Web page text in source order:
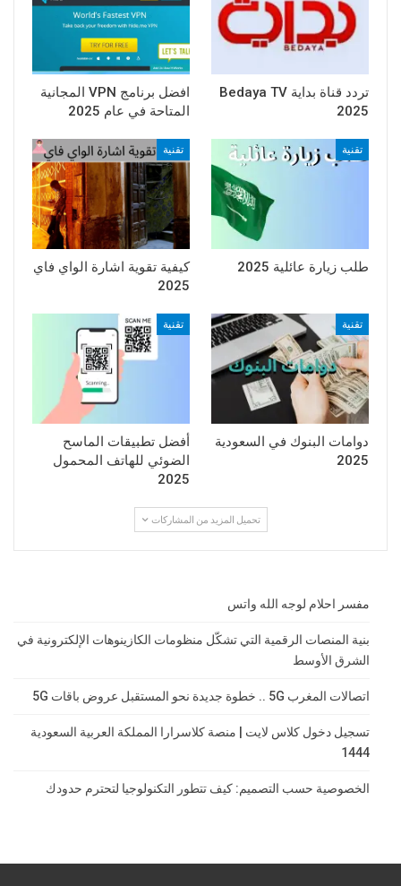
تردد قناة بداية Bedaya TV
2025
افضل برنامج VPN المجانية
المتاحة في عام 2025
تقنية
طلب زيارة عائلية 2025
تقنية
كيفية تقوية اشارة الواي فاي
2025
تقنية
دوامات البنوك في السعودية
2025
تقنية
أفضل تطبيقات الماسح
الضوئي للهاتف المحمول
2025
تحميل المزيد من المشاركات
مفسر احلام لوجه الله واتس
بنية المنصات الرقمية التي تشكّل منظومات الكازينوهات الإلكترونية في
الشرق الأوسط
اتصالات المغرب 5G .. خطوة جديدة نحو المستقبل عروض باقات 5G
تسجيل دخول كلاس لايت | منصة كلاسرارا المملكة العربية السعودية
1444
الخصوصية حسب التصميم: كيف تتطور التكنولوجيا لتحترم حدودك